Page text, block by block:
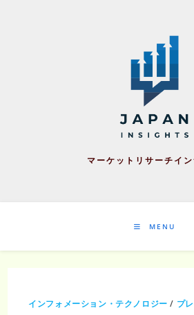
マーケットリサーチイン
MENU
インフォメーション・テクノロジー / プ